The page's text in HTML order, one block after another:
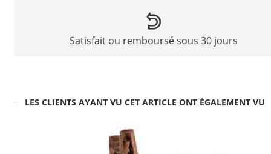
Satisfait ou remboursé sous 30 jours
LES CLIENTS AYANT VU CET ARTICLE ONT ÉGALEMENT VU